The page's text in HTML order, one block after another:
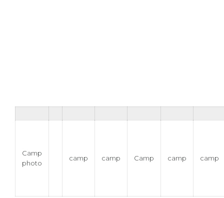
Camp
photo
camp camp Camp camp camp